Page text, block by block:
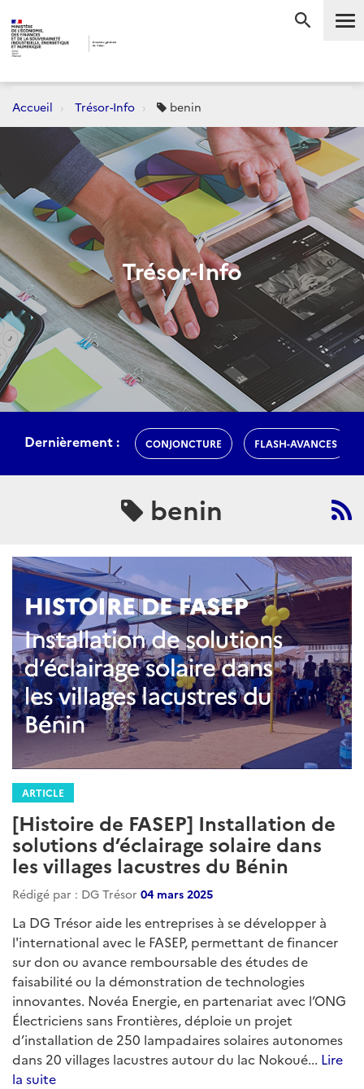
Accueil Trésor-Info benin
Trésor-Info
Dernièrement : CONJONCTURE FLASH-AVANCES
benin
ARTICLE
[Histoire de FASEP] Installation de
solutions d’éclairage solaire dans
les villages lacustres du Bénin
Rédigé par : DG Trésor 04 mars 2025
La DG Trésor aide les entreprises à se développer à
l'international avec le FASEP, permettant de financer
sur don ou avance remboursable des études de
faisabilité ou la démonstration de technologies
innovantes. Novéa Energie, en partenariat avec l’ONG
Électriciens sans Frontières, déploie un projet
d’installation de 250 lampadaires solaires autonomes
dans 20 villages lacustres autour du lac Nokoué... Lire
la suite